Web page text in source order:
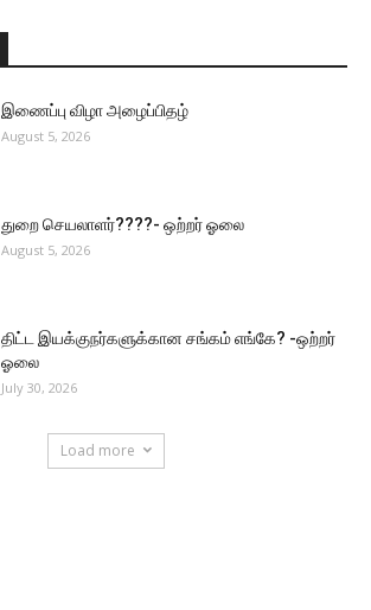
இணைப்பு விழா அழைப்பிதழ்
August 5, 2026
துறை செயலாளர்????- ஒற்றர் ஓலை
August 5, 2026
திட்ட இயக்குநர்களுக்கான சங்கம் எங்கே? -ஒற்றர்
ஓலை
July 30, 2026
Load more